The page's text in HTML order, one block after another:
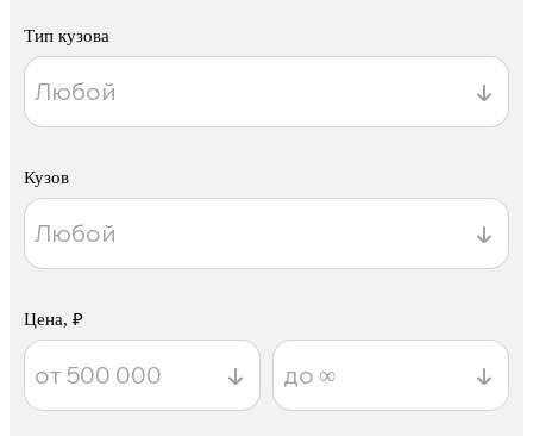
Тип кузова
Кузов
Цена, ₽